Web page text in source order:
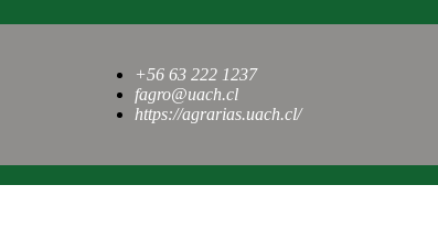
+56 63 222 1237
fagro@uach.cl
https://agrarias.uach.cl/